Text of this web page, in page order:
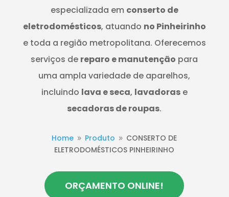
especializada em conserto de
eletrodomésticos, atuando no Pinheirinho
e toda a região metropolitana. Oferecemos
serviços de reparo e manutenção para
uma ampla variedade de aparelhos,
incluindo lava e seca, lavadorase
secadoras de roupas.
Home 9 Produto 9 CONSERTO DE
ELETRODOMÉSTICOS PINHEIRINHO
ORÇAMENTO ONLINE!